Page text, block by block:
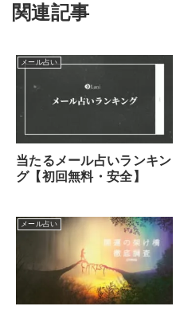
関連記事
メール占い
当たるメール占いランキン
グ【初回無料・安全】
メール占い